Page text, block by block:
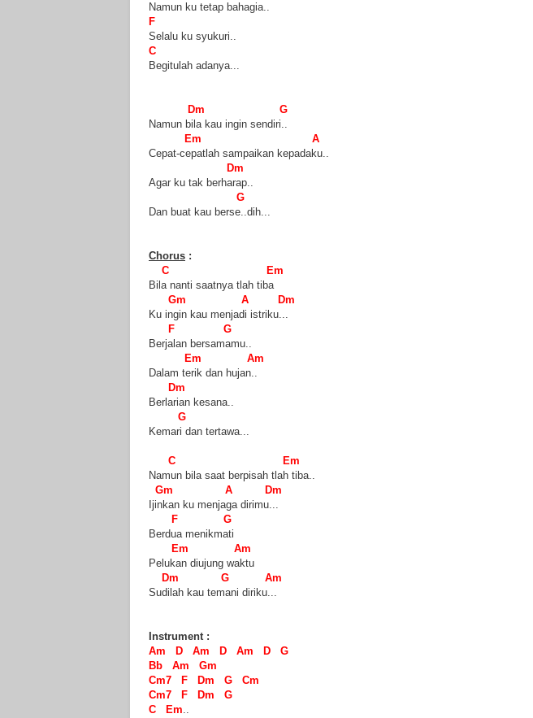
Namun ku tetap bahagia..
F
Selalu ku syukuri..
C
Begitulah adanya...
Dm
G
Namun bila kau ingin sendiri..
Em
A
Cepat-cepatlah sampaikan kepadaku..
Dm
Agar ku tak berharap..
G
Dan buat kau berse..dih...
Chorus :
C
Em
Bila nanti saatnya tlah tiba
Gm
A
Dm
Ku ingin kau menjadi istriku...
F
G
Berjalan bersamamu..
Em
Am
Dalam terik dan hujan..
Dm
Berlarian kesana..
G
Kemari dan tertawa...
C
Em
Namun bila saat berpisah tlah tiba..
Gm
A
Dm
Ijinkan ku menjaga dirimu...
F
G
Berdua menikmati
Em
Am
Pelukan diujung waktu
Dm
G
Am
Sudilah kau temani diriku...
Instrument :
Am
D Am D Am D G
Bb Am Gm
Cm7 F Dm G Cm
Cm7 F Dm G
C
Em..